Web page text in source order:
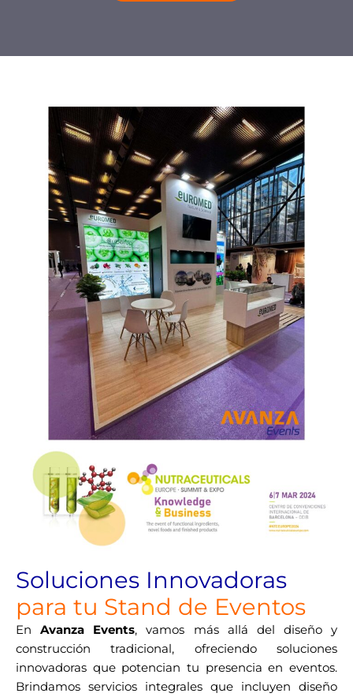
Soluciones Innovadoras
para tu Stand de Eventos
EnAvanza Events, vamos más allá del diseño y
construcción tradicional, ofreciendo soluciones
innovadoras que potencian tu presencia en eventos.
Brindamos servicios integrales que incluyen diseño